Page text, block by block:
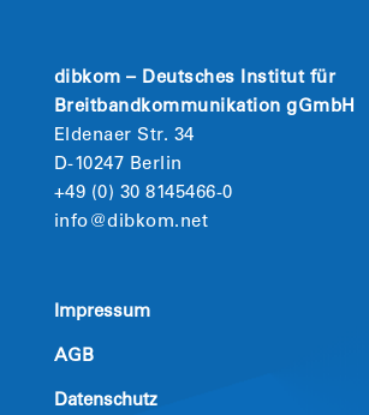
dibkom – Deutsches Institut für
Breitbandkommunikation gGmbH
Eldenaer Str. 34
D-10247 Berlin
+49 (0) 30 8145466-0
info@dibkom.net
Impressum
AGB
Datenschutz